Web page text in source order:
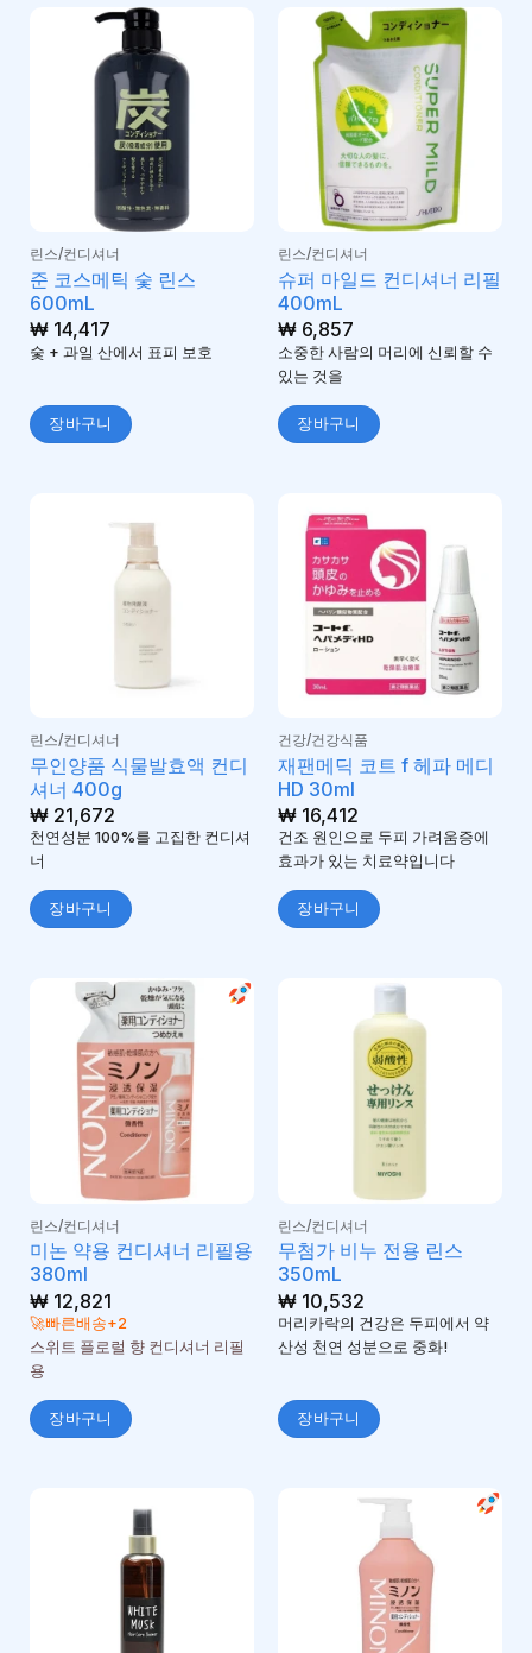
린스/컨디셔너
준 코스메틱 숯 린스
600mL
₩14,417
숯 + 과일 산에서 표피 보호
장바구니
린스/컨디셔너
슈퍼 마일드 컨디셔너 리필
400mL
₩6,857
소중한 사람의 머리에 신뢰할 수
있는 것을
장바구니
린스/컨디셔너
무인양품 식물발효액 컨디
셔너 400g
₩21,672
천연성분 100%를 고집한 컨디셔
너
장바구니
건강/건강식품
재팬메딕 코트 f 헤파 메디
HD 30ml
₩16,412
건조 원인으로 두피 가려움증에
효과가 있는 치료약입니다
장바구니
린스/컨디셔너
미논 약용 컨디셔너 리필용
380ml
₩12,821
🚀빠른배송+2
스위트 플로럴 향 컨디셔너 리필
용
장바구니
린스/컨디셔너
무첨가 비누 전용 린스
350mL
₩10,532
머리카락의 건강은 두피에서 약
산성 천연 성분으로 중화!
장바구니